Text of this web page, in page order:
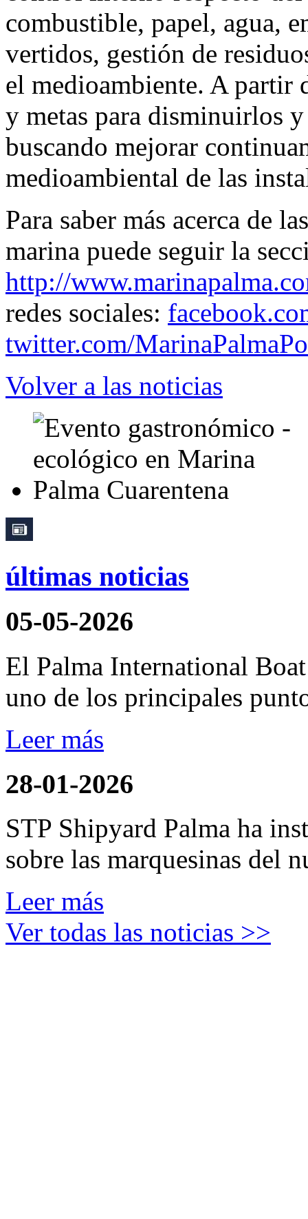
combustible, papel, agua,
vertidos, gestión de
el medioambiente. A partir
y metas para disminuirlos
buscando mejorar
medioambiental de las
Para saber más acerca de
marina puede seguir la
http://
redes sociales:
twitter.com/
Volver a las noticias
últimas noticias
05-05-2026
El Palma International
uno de los principales
Leer más
28-01-2026
STP Shipyard Palma ha
sobre las marquesinas del
Leer más
Ver todas las noticias >>